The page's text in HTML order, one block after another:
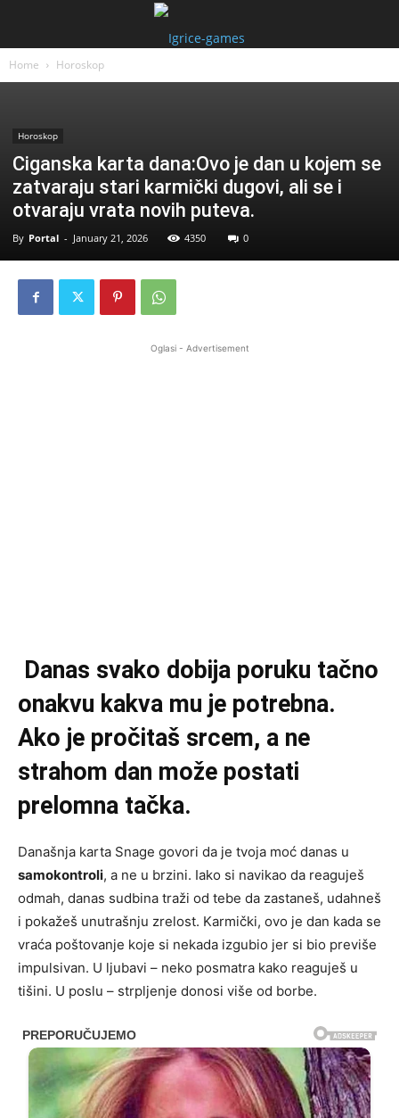
Home Horoskop
Horoskop
Ciganska karta dana:Ovo je dan u kojem se
zatvaraju stari karmički dugovi, ali se i
otvaraju vrata novih puteva.
By Portal - January 21, 2026 4350 0
Oglasi - Advertisement
Danas svako dobija poruku tačno
onakvu kakva mu je potrebna.
Ako je pročitaš srcem, a ne
strahom dan može postati
prelomna tačka.
Današnja karta Snage govori da je tvoja moć danas u
samokontroli, a ne u brzini. Iako si navikao da reaguješ
odmah, danas sudbina traži od tebe da zastaneš, udahneš
i pokažeš unutrašnju zrelost. Karmički, ovo je dan kada se
vraća poštovanje koje si nekada izgubio jer si bio previše
impulsivan. U ljubavi – neko posmatra kako reaguješ u
tišini. U poslu – strpljenje donosi više od borbe.